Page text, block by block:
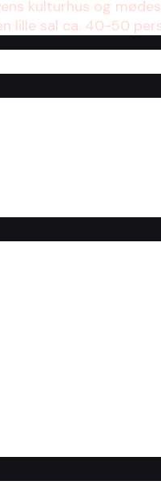
kulturhus og
lille sal ca. 40-50